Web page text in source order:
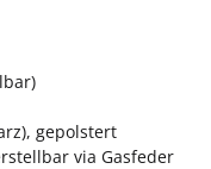
gepolstert
via Gasfeder